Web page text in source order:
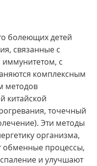
болеющих детей
с
комплексным
методов
китайской
точечный
Эти методы
организма,
обменные процессы,
и улучшают